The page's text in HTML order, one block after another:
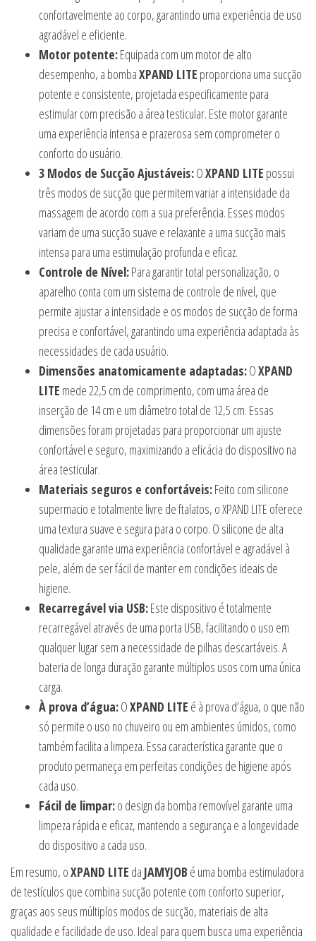
confortavelmente ao corpo, garantindo uma experiência de uso
agradável e eficiente.
Motor potente:Equipada com um motor de alto
desempenho, a bombaXPAND LITE proporciona uma sucção
potente e consistente, projetada especificamente para
estimular com precisão a área testicular. Este motor garante
uma experiência intensa e prazerosa sem comprometer o
conforto do usuário.
3 Modos de Sucção Ajustáveis:OXPAND LITE possui
três modos de sucção que permitem variar a intensidade da
massagem de acordo com a sua preferência. Esses modos
variam de uma sucção suave e relaxante a uma sucção mais
intensa para uma estimulação profunda e eficaz.
Controle de Nível:Para garantir total personalização, o
aparelho conta com um sistema de controle de nível, que
permite ajustar a intensidade e os modos de sucção de forma
precisa e confortável, garantindo uma experiência adaptada às
necessidades de cada usuário.
Dimensões anatomicamente adaptadas:OXPAND
LITE mede 22,5 cm de comprimento, com uma área de
inserção de 14 cm e um diâmetro total de 12,5 cm. Essas
dimensões foram projetadas para proporcionar um ajuste
confortável e seguro, maximizando a eficácia do dispositivo na
área testicular.
Materiais seguros e confortáveis:Feito com silicone
supermacio e totalmente livre de ftalatos, o XPAND LITE oferece
uma textura suave e segura para o corpo. O silicone de alta
qualidade garante uma experiência confortável e agradável à
pele, além de ser fácil de manter em condições ideais de
higiene.
Recarregável via USB:Este dispositivo é totalmente
recarregável através de uma porta USB, facilitando o uso em
qualquer lugar sem a necessidade de pilhas descartáveis. A
bateria de longa duração garante múltiplos usos com uma única
carga.
À prova d’água:OXPAND LITE é à prova d’água, o que não
só permite o uso no chuveiro ou em ambientes úmidos, como
também facilita a limpeza. Essa característica garante que o
produto permaneça em perfeitas condições de higiene após
cada uso.
Fácil de limpar:o design da bomba removível garante uma
limpeza rápida e eficaz, mantendo a segurança e a longevidade
do dispositivo a cada uso.
Em resumo, oXPAND LITE da JAMYJOB é uma bomba estimuladora
de testículos que combina sucção potente com conforto superior,
graças aos seus múltiplos modos de sucção, materiais de alta
qualidade e facilidade de uso. Ideal para quem busca uma experiência